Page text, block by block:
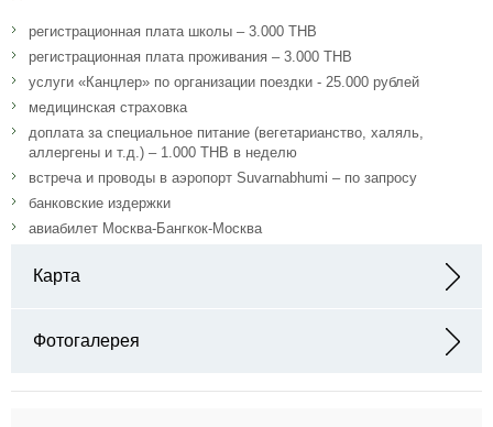
регистрационная плата школы – 3.000 THB
регистрационная плата проживания – 3.000 THB
услуги «Канцлер» по организации поездки - 25.000 рублей
медицинская страховка
доплата за специальное питание (вегетарианство, халяль,
аллергены и т.д.) – 1.000 THB в неделю
встреча и проводы в аэропорт Suvarnabhumi – по запросу
банковские издержки
авиабилет Москва-Бангкок-Москва
Карта
Khlongtoey-Nua, Wattana, Bangkok, 10110, Thailand
Фотогалерея